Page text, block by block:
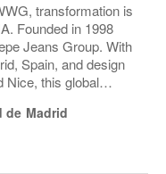
transformation is
Founded in 1998
Jeans Group. With
Spain, and design
Nice, this global
and
de Madrid